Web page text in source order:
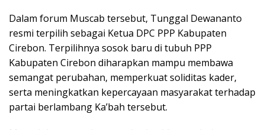
Dalam forum Muscab tersebut, Tunggal Dewananto
resmi terpilih sebagai Ketua DPC PPP Kabupaten
Cirebon. Terpilihnya sosok baru di tubuh PPP
Kabupaten Cirebon diharapkan mampu membawa
semangat perubahan, memperkuat soliditas kader,
serta meningkatkan kepercayaan masyarakat terhadap
partai berlambang Ka’bah tersebut.